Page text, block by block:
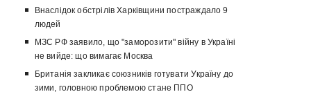
Внаслідок обстрілів Харківщини постраждало 9
людей
МЗС РФ заявило, що "заморозити" війну в Україні
не вийде: що вимагає Москва
Британія закликає союзників готувати Україну до
зими, головною проблемою стане ППО